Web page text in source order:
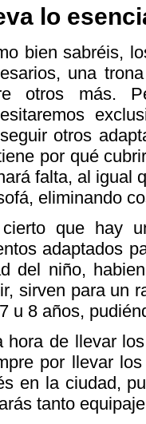
lo
bien sabréis,
una
otros más.
otros
por qué
falta, al igual
eliminando
que hay
adaptados
del niño,
sirven para un
u 8 años,
hora de llevar
por llevar
en la ciudad,
tanto